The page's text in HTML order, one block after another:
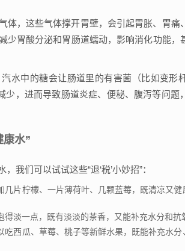
体，这些气体撑开胃壁，会引起胃胀、胃痛
少胃酸分泌和胃肠道蠕动，影响消化功能，
水中的糖会让肠道里的有害菌（比如变形
少，进而导致肠道炎症、便秘、腹泻等问题
康水”
我们可以试试这些“退‘税’小妙招”：
几片柠檬、一片薄荷叶、几颗蓝莓，既清凉又
淡一点，既有淡淡的茶香，又能补充水分和抗
吃西瓜、草莓、桃子等新鲜水果，既能补充水